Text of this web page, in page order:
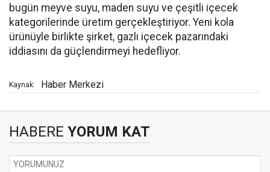
bugün meyve suyu, maden suyu ve çeşitli içecek
kategorilerinde üretim gerçekleştiriyor. Yeni kola
ürünüyle birlikte şirket, gazlı içecek pazarındaki
iddiasını da güçlendirmeyi hedefliyor.
Kaynak: Haber Merkezi
HABERE YORUM KAT